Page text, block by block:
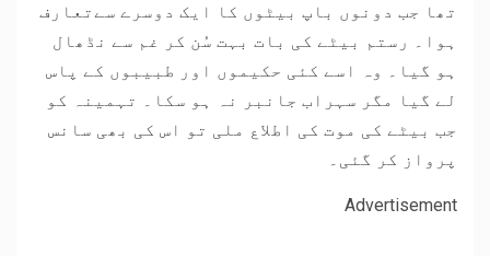
تھا جب دونوں باپ بیٹوں کا ایک دوسرے سےتعارف
ہوا۔ رستم بیٹے کی بات بہت سُن کر غم سے نڈھال
ہو گیا۔ وہ اسے کئی حکیموں اور طبیبوں کے پاس
لے گیا مگر سہراب جانبر نہ ہو سکا۔ تہمینہ کو
جب بیٹے کی موت کی اطلاع ملی تو اس کی بھی سانس
پرواز کر گئی۔
Advertisement